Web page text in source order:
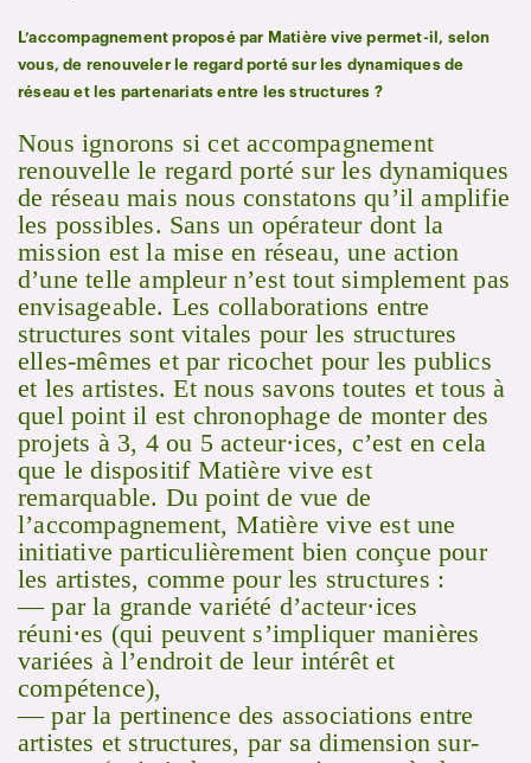
L’accompagnement proposé par Matière vive permet-il, selon
vous, de renouveler le regard porté sur les dynamiques de
réseau et les partenariats entre les structures ?
Nous ignorons si cet accompagnement
renouvelle le regard porté sur les dynamiques
de réseau mais nous constatons qu’il amplifie
les possibles. Sans un opérateur dont la
mission est la mise en réseau, une action
d’une telle ampleur n’est tout simplement pas
envisageable. Les collaborations entre
structures sont vitales pour les structures
elles-mêmes et par ricochet pour les publics
et les artistes. Et nous savons toutes et tous à
quel point il est chronophage de monter des
projets à 3, 4 ou 5 acteur·ices, c’est en cela
que le dispositif Matière vive est
remarquable. Du point de vue de
l’accompagnement, Matière vive est une
initiative particulièrement bien conçue pour
les artistes, comme pour les structures :
— par la grande variété d’acteur·ices
réuni·es (qui peuvent s’impliquer manières
variées à l’endroit de leur intérêt et
compétence),
— par la pertinence des associations entre
artistes et structures, par sa dimension sur-